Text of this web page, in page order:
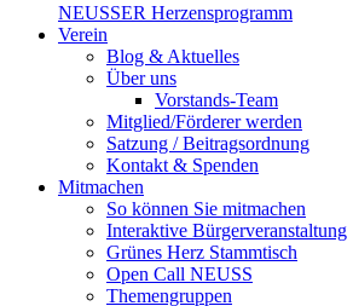
NEUSSER Herzensprogramm​
Verein
Blog & Aktuelles
Über uns
Vorstands-Team
Mitglied/Förderer werden
Satzung / Beitragsordnung
Kontakt & Spenden
Mitmachen
So können Sie mitmachen
Interaktive Bürgerveranstaltung
Grünes Herz Stammtisch
Open Call NEUSS
Themengruppen